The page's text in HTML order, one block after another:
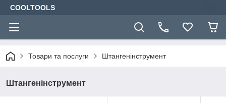
COOLTOOLS
Товари та послуги Штангенінструмент
Штангенінструмент